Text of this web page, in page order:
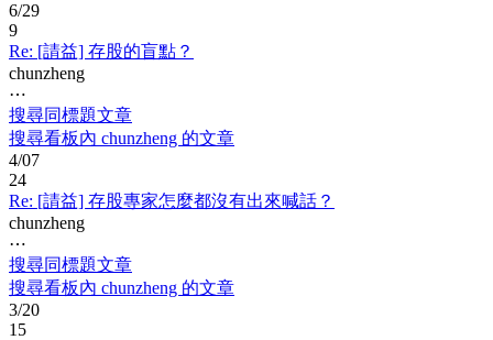
6/29
9
Re: [請益] 存股的盲點？
chunzheng
⋯
搜尋同標題文章
搜尋看板內 chunzheng 的文章
4/07
24
Re: [請益] 存股專家怎麼都沒有出來喊話？
chunzheng
⋯
搜尋同標題文章
搜尋看板內 chunzheng 的文章
3/20
15